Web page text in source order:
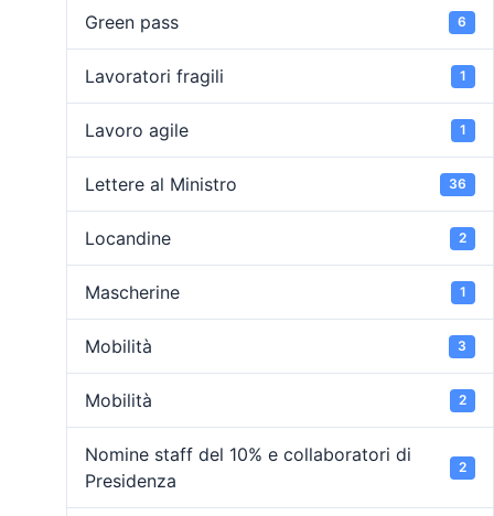
Green pass 6
Lavoratori fragili 1
Lavoro agile 1
Lettere al Ministro 36
Locandine 2
Mascherine 1
Mobilità 3
Mobilità 2
Nomine staff del 10% e collaboratori di
Presidenza
2